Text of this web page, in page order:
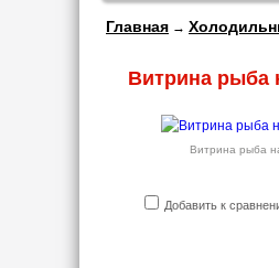
Главная →
Витрина рыба
Витрина рыба
Добавить к